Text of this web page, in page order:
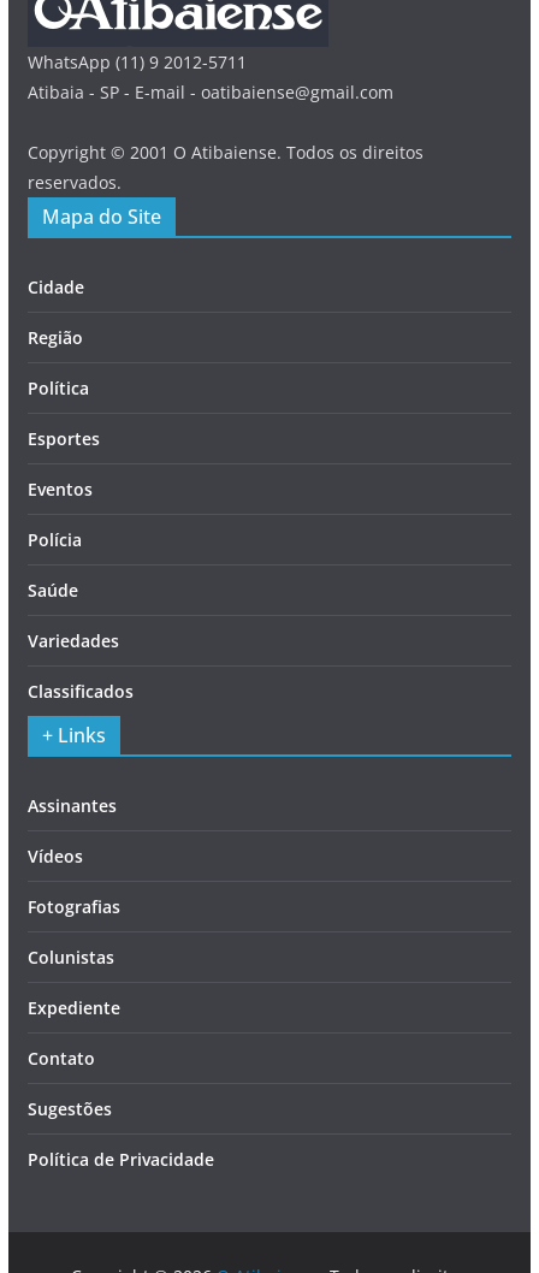
WhatsApp (11) 9 2012-5711
Atibaia - SP - E-mail - oatibaiense@gmail.com
Copyright © 2001 O Atibaiense. Todos os direitos
reservados.
Mapa do Site
Cidade
Região
Política
Esportes
Eventos
Polícia
Saúde
Variedades
Classificados
+ Links
Assinantes
Vídeos
Fotografias
Colunistas
Expediente
Contato
Sugestões
Política de Privacidade